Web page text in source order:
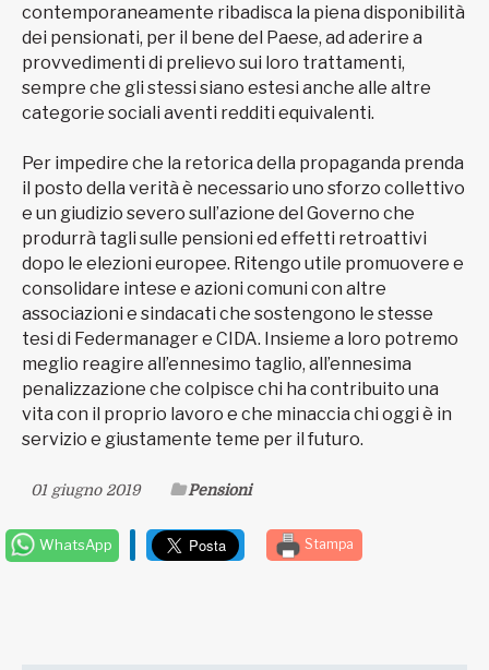
contemporaneamente ribadisca la piena disponibilità
dei pensionati, per il bene del Paese, ad aderire a
provvedimenti di prelievo sui loro trattamenti,
sempre che gli stessi siano estesi anche alle altre
categorie sociali aventi redditi equivalenti.
Per impedire che la retorica della propaganda prenda
il posto della verità è necessario uno sforzo collettivo
e un giudizio severo sull’azione del Governo che
produrrà tagli sulle pensioni ed effetti retroattivi
dopo le elezioni europee. Ritengo utile promuovere e
consolidare intese e azioni comuni con altre
associazioni e sindacati che sostengono le stesse
tesi di Federmanager e CIDA. Insieme a loro potremo
meglio reagire all’ennesimo taglio, all’ennesima
penalizzazione che colpisce chi ha contribuito una
vita con il proprio lavoro e che minaccia chi oggi è in
servizio e giustamente teme per il futuro.
01 giugno 2019 Pensioni
WhatsApp Stampa